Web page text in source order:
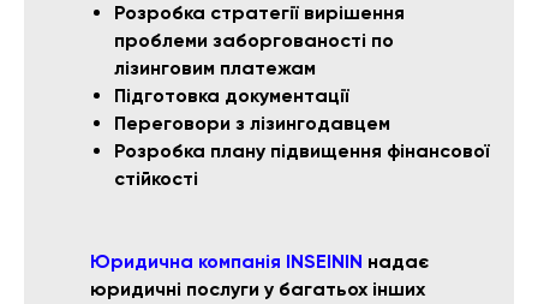
Розробка стратегії вирішення
проблеми заборгованості по
лізинговим платежам
Підготовка документації
Переговори з лізингодавцем
Розробка плану підвищення фінансової
стійкості
Юридична компанія INSEININ надає
юридичні послуги у багатьох інших